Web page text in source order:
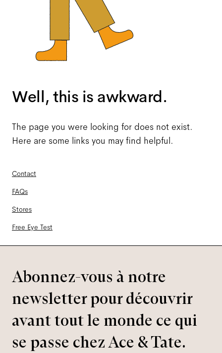
Well, this is awkward.
The page you were looking for does not exist.
Here are some links you may find helpful.
Contact
FAQs
Stores
Free Eye Test
Abonnez-vous à notre
newsletter pour découvrir
avant tout le monde ce qui
se passe chez Ace & Tate.